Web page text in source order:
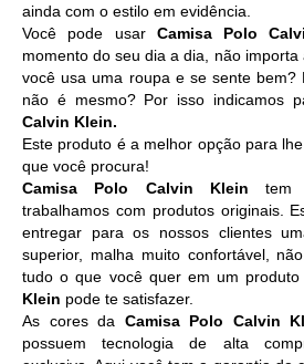
ainda com o estilo em evidência.
Você pode usar Camisa Polo
momento do seu dia a dia, não
você usa uma roupa e se sente bem?
não é mesmo? Por isso indicamos
Calvin Klein.
Este produto é a melhor opção para
que você procura!
Camisa Polo Calvin Klein
tem
trabalhamos com produtos originais.
entregar para os nossos clientes
superior, malha muito confortável,
tudo o que você quer em um produto
Klein pode te satisfazer.
As cores da Camisa Polo Calvin
possuem tecnologia de alta